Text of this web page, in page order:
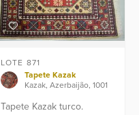
LOTE 871
Tapete Kazak
Kazak, Azerbaijão, 1001
Tapete Kazak turco.